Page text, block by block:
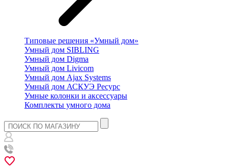
Типовые решения «Умный дом»
Умный дом SIBLING
Умный дом Digma
Умный дом Livicom
Умный дом Ajax Systems
Умный дом АСКУЭ Ресурс
Умные колонки и аксессуары
Комплекты умного дома